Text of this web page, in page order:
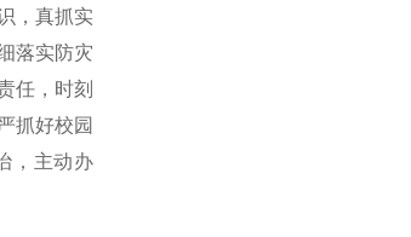
，真抓实
落实防灾
任，时刻
抓好校园
，主动办